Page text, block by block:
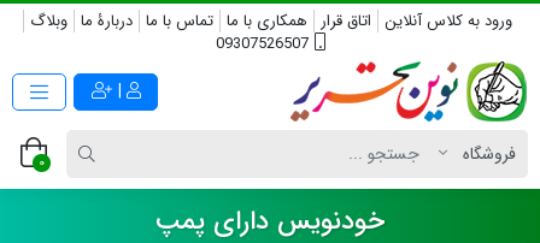
ورود به کلاس آنلاین اتاق قرار همکاری با ما تماس با ما دربارۀ ما وبلاگ
09307526507
|
0
خودنویس دارای پمپ